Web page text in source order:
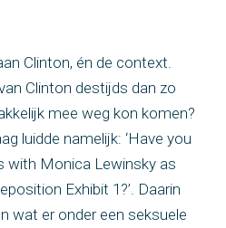
Clinton, én de context.
Clinton destijds dan zo
mee weg kon komen?
luidde namelijk: ‘Have you
with Monica Lewinsky as
Exhibit 1?’. Daarin
wat er onder een seksuele